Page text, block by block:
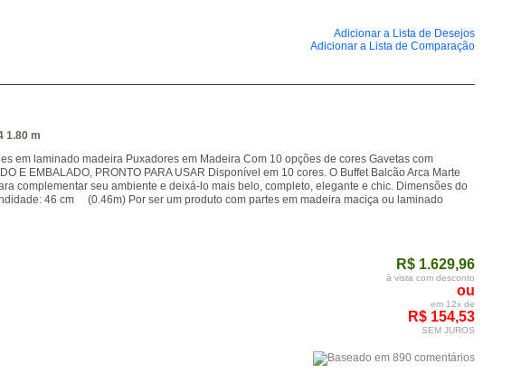
Adicionar a Lista de Desejos
Adicionar a Lista de Comparação
1.80 m
em laminado madeira Puxadores em Madeira Com 10 opções de cores Gavetas com
E EMBALADO, PRONTO PARA USAR Disponível em 10 cores. O Buffet Balcão Arca Marte
complementar seu ambiente e deixá-lo mais belo, completo, elegante e chic. Dimensões do
46 cm (0.46m) Por ser um produto com partes em madeira maciça ou laminado
R$ 1.629,96
à vista com desconto
ou
em 12x de
R$ 154,53
SEM JUROS